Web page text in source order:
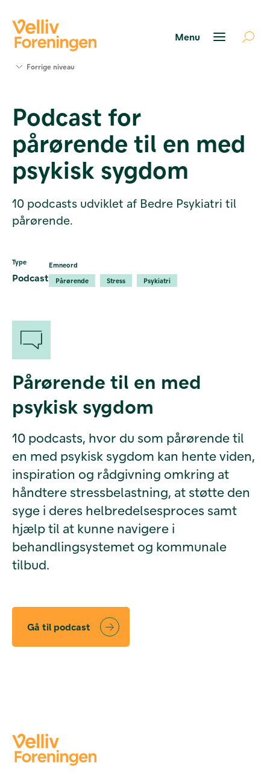
Værktøjer
og viden
Om Velliv
Foreningen
Kontakt
os
Forrige niveau
Podcast for
pårørende til en med
psykisk sygdom
10 podcasts udviklet af Bedre Psykiatri til
pårørende.
Type
Podcast
Emneord
Pårørende
Stress Psykiatri
Pårørende til en med
psykisk sygdom
10 podcasts, hvor du som pårørende til
en med psykisk sygdom kan hente viden,
inspiration og rådgivning omkring at
håndtere stressbelastning, at støtte den
syge i deres helbredelsesproces samt
hjælp til at kunne navigere i
behandlingsystemet og kommunale
tilbud.
Gå til podcast